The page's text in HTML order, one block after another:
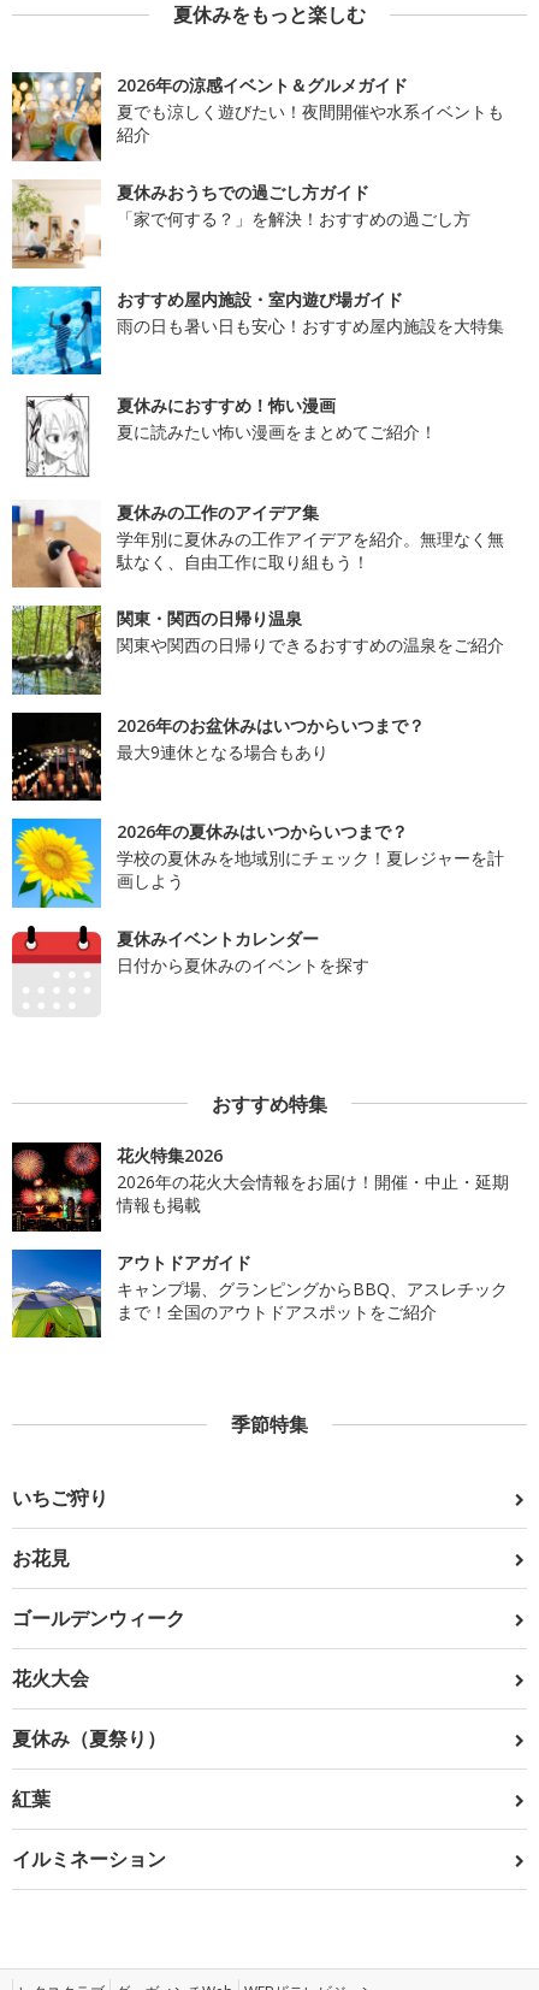
夏休みをもっと楽しむ
2026年の涼感イベント＆グルメガイド
夏でも涼しく遊びたい！夜間開催や水系イベントも
紹介
夏休みおうちでの過ごし方ガイド
「家で何する？」を解決！おすすめの過ごし方
おすすめ屋内施設・室内遊び場ガイド
雨の日も暑い日も安心！おすすめ屋内施設を大特集
夏休みにおすすめ！怖い漫画
夏に読みたい怖い漫画をまとめてご紹介！
夏休みの工作のアイデア集
学年別に夏休みの工作アイデアを紹介。無理なく無
駄なく、自由工作に取り組もう！
関東・関西の日帰り温泉
関東や関西の日帰りできるおすすめの温泉をご紹介
2026年のお盆休みはいつからいつまで？
最大9連休となる場合もあり
2026年の夏休みはいつからいつまで？
学校の夏休みを地域別にチェック！夏レジャーを計
画しよう
夏休みイベントカレンダー
日付から夏休みのイベントを探す
おすすめ特集
花火特集2026
2026年の花火大会情報をお届け！開催・中止・延期
情報も掲載
アウトドアガイド
キャンプ場、グランピングからBBQ、アスレチック
まで！全国のアウトドアスポットをご紹介
季節特集
いちご狩り
お花見
ゴールデンウィーク
花火大会
夏休み（夏祭り）
紅葉
イルミネーション